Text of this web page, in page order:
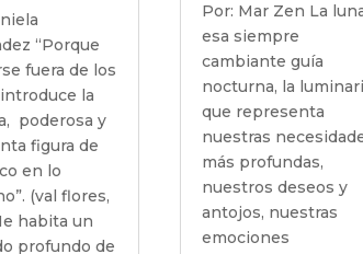
“Porque
fuera de los
la
poderosa y
figura de
en lo
(val flores,
habita un
profundo de
Por: Mar Zen La
esa siempre
cambiante guía
nocturna, la
que representa
nuestras
más profundas,
nuestros deseos y
antojos, nuestras
emociones